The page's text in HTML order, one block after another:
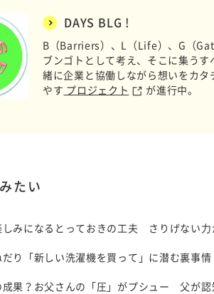
DAYS BLG !
B（Barriers）、L（Life）、G（
ブンゴトとして考え、そこに集う
緒に企業と協働しながら想いをカ
やす プロジェクト
が進行中。
たい
みになるとっておきの工夫 さりげない力
だり「新しい洗濯機を買って」に潜む裏事
成果？お父さんの「圧」がプシュー 父が認